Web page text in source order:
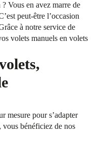
Vous en avez marre de
peut-être l’occasion
à notre service de
volets manuels en volets
mesure pour s’adapter
bénéficiez de nos